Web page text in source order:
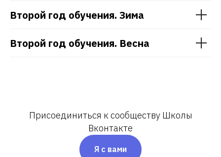
Второй год обучения. Зима
Второй год обучения. Весна
Присоединиться к сообществу Школы
Вконтакте
Я с вами